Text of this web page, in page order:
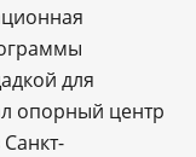
для
опорный центр